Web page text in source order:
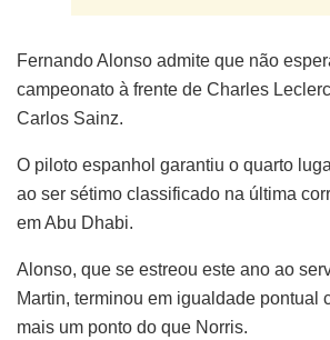
Fernando Alonso admite que não
campeonato à frente de Charles
Carlos Sainz.
O piloto espanhol garantiu o quarto
ao ser sétimo classificado na última
em Abu Dhabi.
Alonso, que se estreou este ano ao
Martin, terminou em igualdade pontual
mais um ponto do que Norris.